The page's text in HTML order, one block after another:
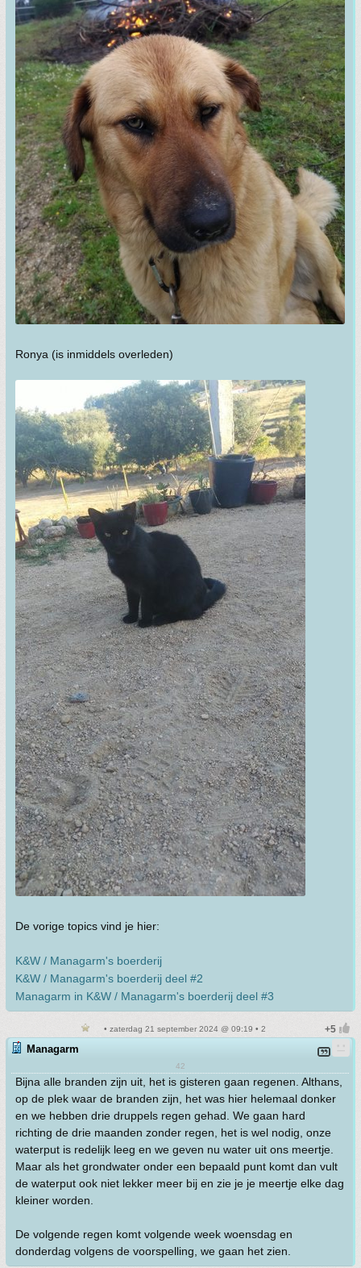
Ronya (is inmiddels overleden)
De vorige topics vind je hier:
K&W / Managarm's boerderij
K&W / Managarm's boerderij deel #2
Managarm in K&W / Managarm's boerderij deel #3
• zaterdag 21 september 2024 @ 09:19 • 2
Managarm
42
Bijna alle branden zijn uit, het is gisteren gaan regenen. Althans,
op de plek waar de branden zijn, het was hier helemaal donker
en we hebben drie druppels regen gehad. We gaan hard
richting de drie maanden zonder regen, het is wel nodig, onze
waterput is redelijk leeg en we geven nu water uit ons meertje.
Maar als het grondwater onder een bepaald punt komt dan vult
de waterput ook niet lekker meer bij en zie je je meertje elke dag
kleiner worden.
De volgende regen komt volgende week woensdag en
donderdag volgens de voorspelling, we gaan het zien.